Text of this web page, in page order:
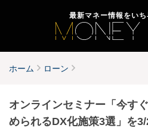
最新マネー情報をいち
ホーム ローン
オンラインセミナー「今す
められるDX化施策3選」を